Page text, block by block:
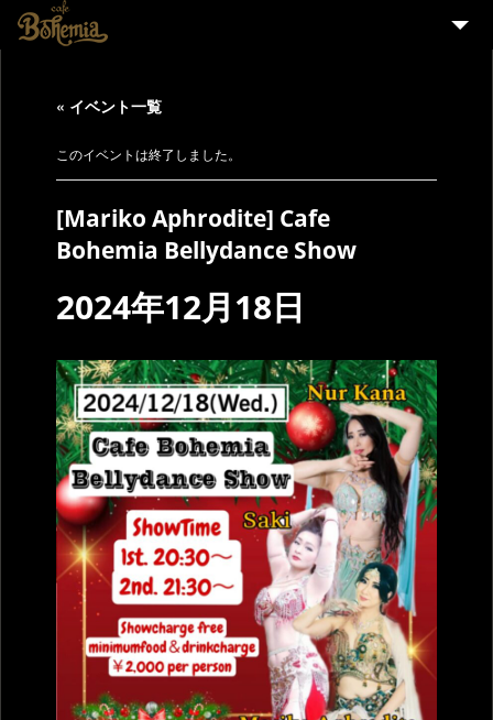
EVENT
STAFF WANTED
« イベント一覧
このイベントは終了しました。
[Mariko Aphrodite] Cafe
Bohemia Bellydance Show
2024年12月18日